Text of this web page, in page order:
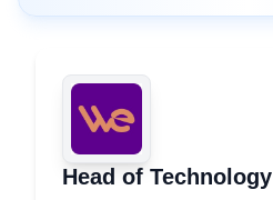
Head of Technology